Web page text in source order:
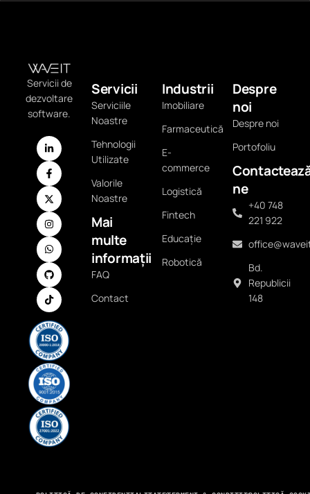
Servicii de
dezvoltare
software.
Servicii
Serviciile
Noastre
Tehnologii
Utilizate
Valorile
Noastre
Mai
multe
informații
FAQ
Contact
Industrii
Imobiliare
Farmaceutică
E-
commerce
Logistică
Fintech
Educație
Robotică
Despre
noi
Despre noi
Portofoliu
ne
+40 748
221 922
Bd.
Republicii
148